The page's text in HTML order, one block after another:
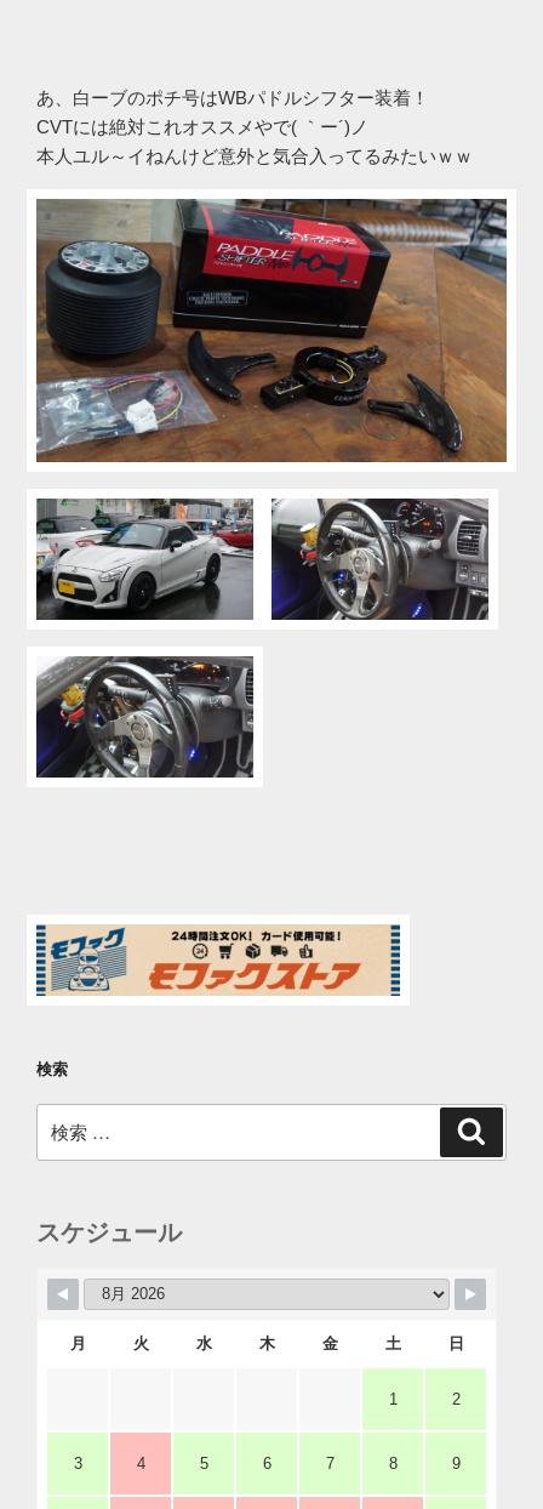
あ、白ーブのポチ号はWBパドルシフター装着！
CVTには絶対これオススメやで( ｀ー´)ノ
本人ユル～イねんけど意外と気合入ってるみたいｗｗ
検索
索:
スケジュール
月 火 水 木 金 土 日
1 2
3 4 5 6 7 8 9